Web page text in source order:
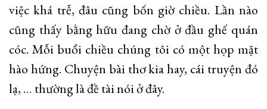
việc khá trễ, đâu cũng bốn giờ chiều. Lần nào
cũng thấy bằng hữu đang chờ ở đầu ghế quán
cóc. Mỗi buổi chiều chúng tôi có một họp mặt
hào hứng. Chuyện bài thơ kia hay, cái truyện đó
lạ, … thường là đề tài nói ở đây.